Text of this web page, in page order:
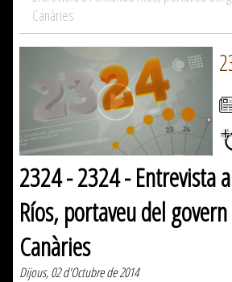
Canàries
2324 - 2324 - Entrevista
Ríos, portaveu del
Canàries
Dijous, 02 d'Octubre de 2014